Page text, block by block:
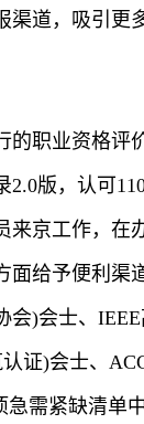
渠道，吸引更
的职业资格评
2.0版，认可
来京工作，在
面给予便利渠
会)会士、
证)会士、
急需紧缺清单